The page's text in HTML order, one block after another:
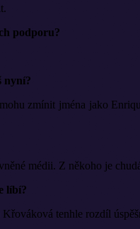
podporu?
nyní?
zmínit jména jako
médii. Z někoho je
líbí?
tenhle rozdíl